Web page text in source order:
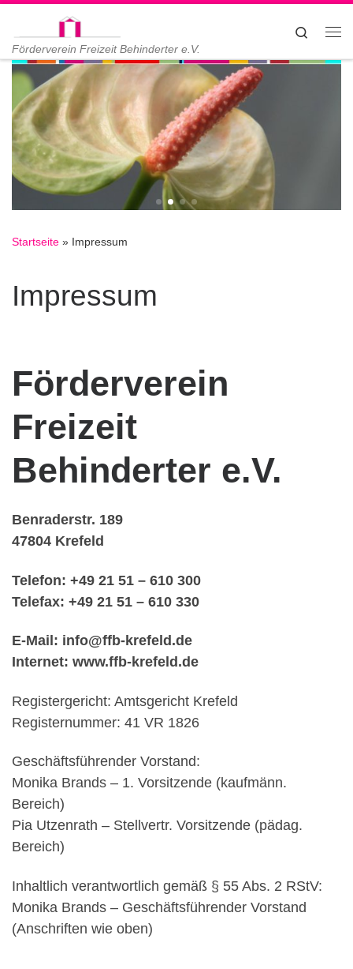
Zum Inhalt springen
Förderverein Freizeit Behinderter e.V.
Search
Startseite » Impressum
Impressum
Förderverein
Freizeit
Behinderter e.V.
Benraderstr. 189
47804 Krefeld
Telefon: +49 21 51 – 610 300
Telefax: +49 21 51 – 610 330
E-Mail: info@ffb-krefeld.de
Internet: www.ffb-krefeld.de
Registergericht: Amtsgericht Krefeld
Registernummer: 41 VR 1826
Geschäftsführender Vorstand:
Monika Brands – 1. Vorsitzende (kaufmänn.
Bereich)
Pia Utzenrath – Stellvertr. Vorsitzende (pädag.
Bereich)
Inhaltlich verantwortlich gemäß § 55 Abs. 2 RStV:
Monika Brands – Geschäftsführender Vorstand
(Anschriften wie oben)